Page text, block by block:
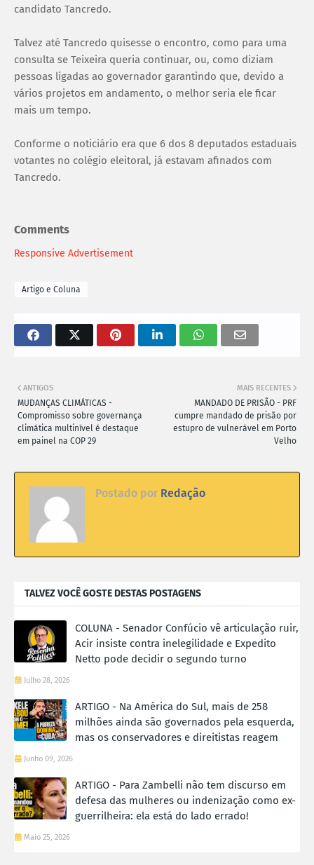
candidato Tancredo.
Talvez até Tancredo quisesse o encontro, como para uma
consulta se Teixeira queria continuar, ou, como diziam
pessoas ligadas ao governador garantindo que, devido a
vários projetos em andamento, o melhor seria ele ficar
mais um tempo.
Conforme o noticiário era que 6 dos 8 deputados estaduais
votantes no colégio eleitoral, já estavam afinados com
Tancredo.
Comments
Responsive Advertisement
Artigo e Coluna
MAIS RECENTES
MANDADO DE PRISÃO - PRF
cumpre mandado de prisão por
estupro de vulnerável em Porto
Velho
ANTIGOS
MUDANÇAS CLIMÁTICAS -
Compromisso sobre governança
climática multinível é destaque
em painel na COP 29
Postado por Redação
TALVEZ VOCÊ GOSTE DESTAS POSTAGENS
COLUNA - Senador Confúcio vê articulação ruir,
Acir insiste contra inelegilidade e Expedito
Netto pode decidir o segundo turno
Julho 28, 2026
ARTIGO - Na América do Sul, mais de 258
milhões ainda são governados pela esquerda,
mas os conservadores e direitistas reagem
Junho 09, 2026
ARTIGO - Para Zambelli não tem discurso em
defesa das mulheres ou indenização como ex-
guerrilheira: ela está do lado errado!
Maio 25, 2026